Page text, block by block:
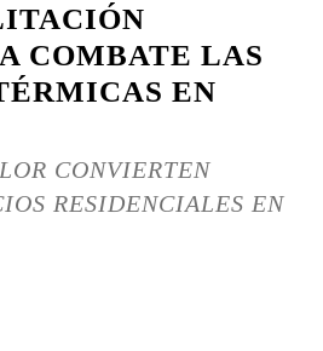
COMBATE LAS
EN
CONVIERTEN
RESIDENCIALES EN